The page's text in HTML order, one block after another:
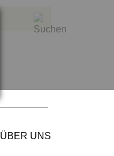
ÜBER UNS